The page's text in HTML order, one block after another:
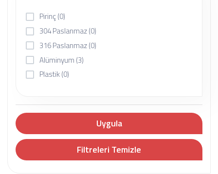
Pirinç(0)
304 Paslanmaz(0)
316 Paslanmaz(0)
Alüminyum (3)
Plastik(0)
Uygula
Filtreleri Temizle